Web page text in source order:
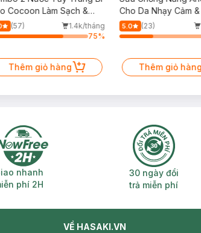
Cocoon Làm Sạch &
Dầu 500ml
(57)
1.4k/tháng
75%
Thêm giỏ hàng
Cho Da Nhạy Cảm &
60ml (Mới)
5.0 (23)
Thêm giỏ hàng
Giao nhanh miễn phí 2H
nhanh
phí 2H
30 ngày
30 ngày đổi
trả miễn phí
VỀ HASAKI.VN